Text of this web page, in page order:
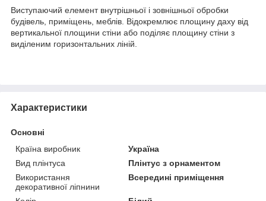
Виступаючий елемент внутрішньої і зовнішньої обробки
будівель, приміщень, меблів. Відокремлює площину даху від
вертикальної площини стіни або поділяє площину стіни з
виділеним горизонтальних ліній.
Характеристики
Основні
Країна виробник
Україна
Вид плінтуса
Плінтус з орнаментом
Використання
декоративної ліпнини
Всередині приміщення